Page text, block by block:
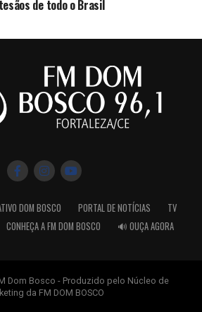
de todo o Brasil
DOM BOSCO PORTAL DE NOTÍCIAS
TV
CONHEÇA A FM DOM BOSCO 🔊 OUÇA AGORA
Dom Bosco - Produzido pelo Núcleo de
da FM DOM BOSCO